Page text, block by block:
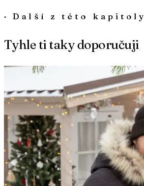
·Další z této kapitoly
Tyhle ti taky doporučuji